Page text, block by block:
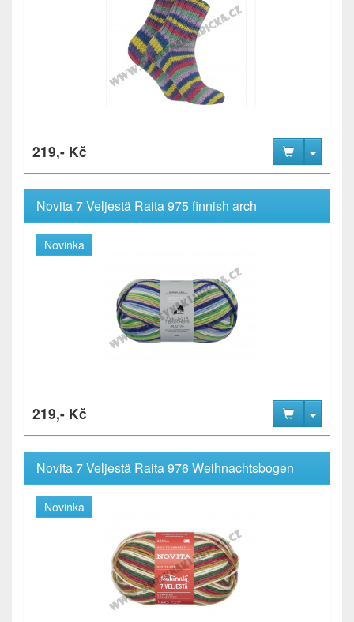
219,- Kč
Novita 7 Veljestä Raita 975 finnish arch
Novinka
219,- Kč
Novita 7 Veljestä Raita 976 Weihnachtsbogen
Novinka